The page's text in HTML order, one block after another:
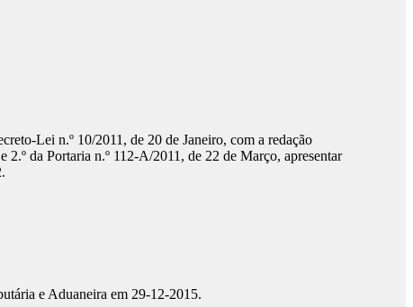
Lei n.º 10/2011, de 20 de Janeiro, com a redação
da Portaria n.º 112-A/2011, de 22 de Março, apresentar
e Aduaneira em 29-12-2015.